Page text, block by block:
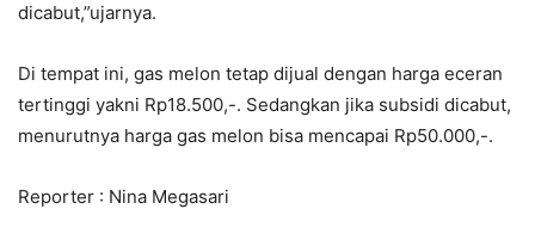
dicabut,”ujarnya.
Di tempat ini, gas melon tetap dijual dengan harga eceran
tertinggi yakni Rp18.500,-. Sedangkan jika subsidi dicabut,
menurutnya harga gas melon bisa mencapai Rp50.000,-.
Reporter : Nina Megasari